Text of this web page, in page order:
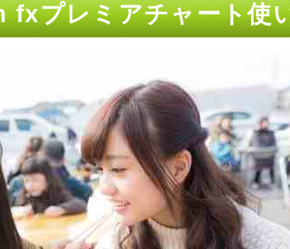
fxプレミアチャート使